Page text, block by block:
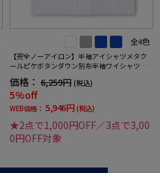
全4色
【完全ノーアイロン】半袖アイシャツメタク
ールピケボタンダウン別布半袖ワイシャツ織
価格： 6,259円 (税込)
5%off
WEB価格： 5,946円 (税込)
★2点で1,000円OFF／3点で3,00
0円OFF対象